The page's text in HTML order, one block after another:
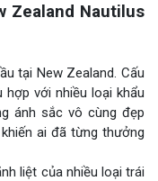
Zealand Nautilus
tại New Zealand. Cấu
với nhiều loại khẩu
ánh sắc vô cùng đẹp
ai đã từng thưởng
liệt của nhiều loại trái